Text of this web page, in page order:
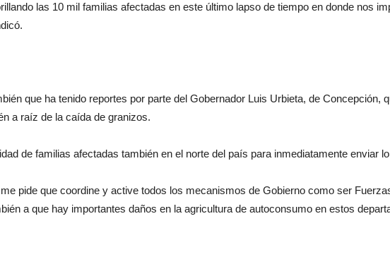
las 10 mil familias afectadas en este último lapso de tiempo en donde nos
que ha tenido reportes por parte del Gobernador Luis Urbieta, de Concepción,
a raíz de la caída de granizos.
de familias afectadas también en el norte del país para inmediatamente enviar
pide que coordine y active todos los mecanismos de Gobierno como ser
a que hay importantes daños en la agricultura de autoconsumo en estos